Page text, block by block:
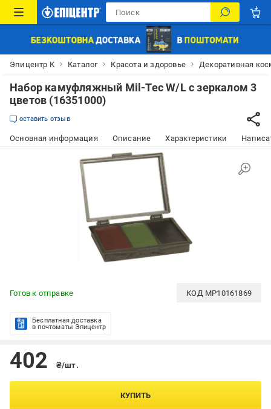
Эпицентр К Каталог Красота и здоровье Декоративная
Набор камуфляжный Mil-Tec W/L с зеркалом 3
цветов (16351000)
оставить отзыв
Основная информация Описание Характеристики
Готов к отправке КОД MP10161869
Бесплатная доставка
в почтоматы Эпицентр
402 ₴/шт.
КУПИТЬ